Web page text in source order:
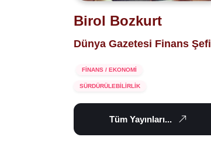
Birol Bozkurt
Dünya Gazetesi Finans Şefi
FİNANS / EKONOMİ
SÜRDÜRÜLEBİLİRLİK
Tüm Yayınları...